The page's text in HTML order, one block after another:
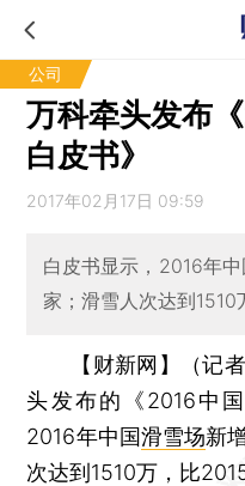
公司
万科牵头发布
白皮书》
2017年02月17日 09:59
白皮书显示，2016年
家；滑雪人次达到
【财新网】（记
头发布的《2016中
2016年中国滑雪场新
次达到1510万，比